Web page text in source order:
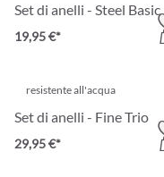
Set di anelli - Steel Basic
19,95 €*
resistente all'acqua
Set di anelli - Fine Trio
29,95 €*